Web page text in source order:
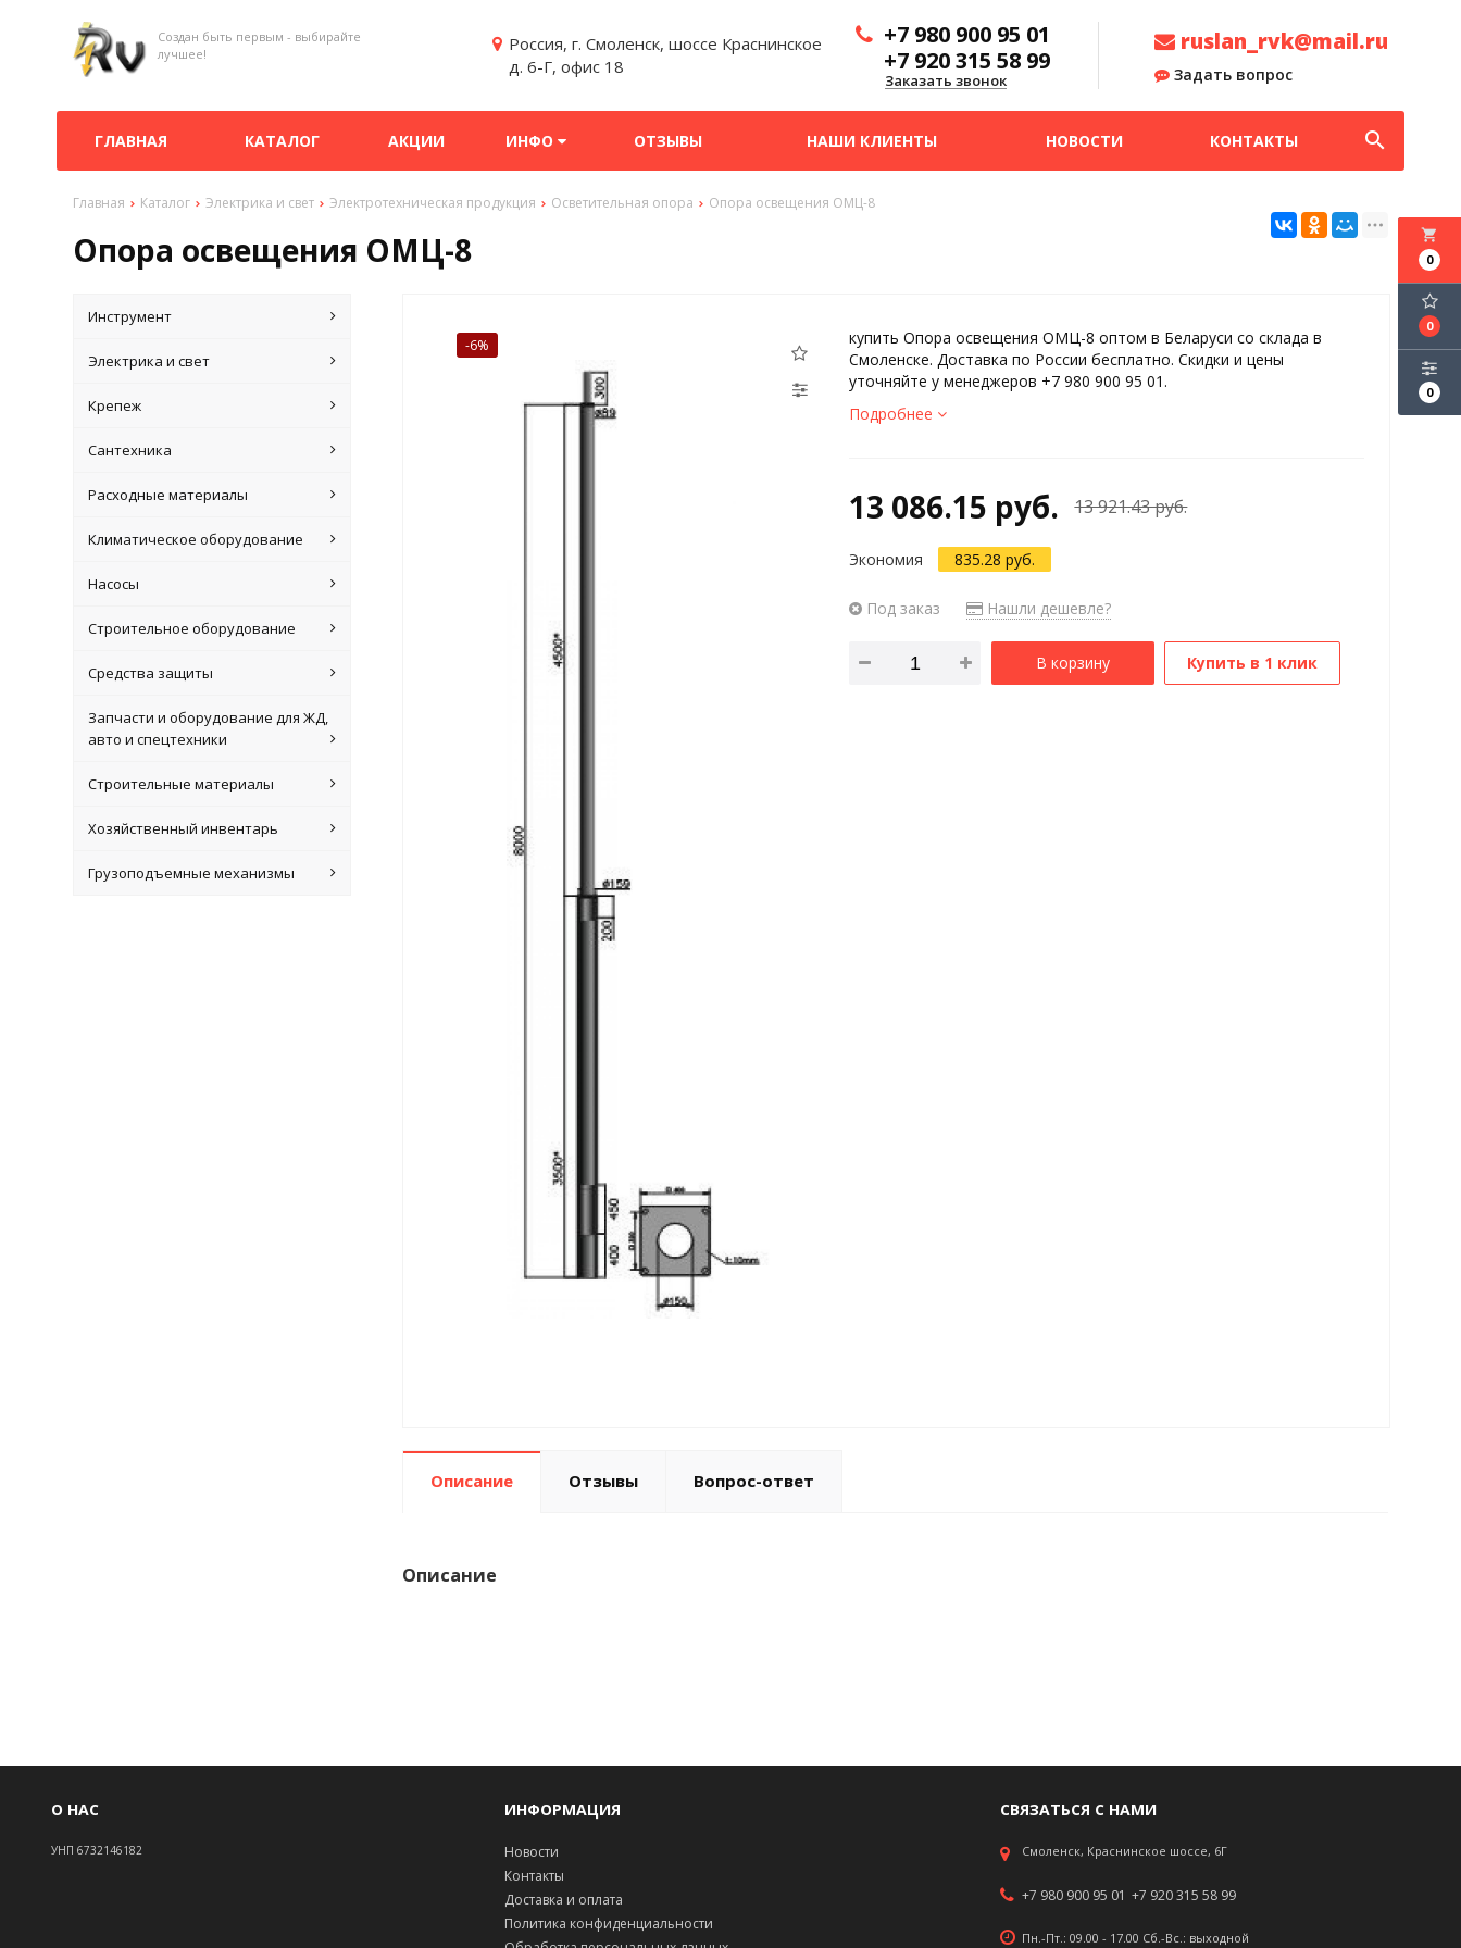
Создан быть первым - выбирайте
лучшее!
Россия, г. Смоленск, шоссе Краснинское
д. 6-Г, офис 18
+7 980 900 95 01
+7 920 315 58 99
Заказать звонок
ruslan_rvk@mail.ru
Задать вопрос
ГЛАВНАЯ КАТАЛОГ АКЦИИ ИНФО ОТЗЫВЫ НАШИ КЛИЕНТЫ НОВОСТИ КОНТАКТЫ search
Главная Каталог Электрика и свет Электротехническая продукция Осветительная опора Опора освещения ОМЦ-8
Опора освещения ОМЦ-8 local_grocery_store
0
0
0
Инструмент
Электрика и свет
Крепеж
Сантехника
Расходные материалы
Климатическое оборудование
Насосы
Строительное оборудование
Средства защиты
Запчасти и оборудование для ЖД,
авто и спецтехники
Строительные материалы
Хозяйственный инвентарь
Грузоподъемные механизмы
-6%
купить Опора освещения ОМЦ-8 оптом в Беларуси со склада в
Смоленске. Доставка по России бесплатно. Скидки и цены
уточняйте у менеджеров +7 980 900 95 01.
Подробнее
13 086.15 руб. 13 921.43 руб.
Экономия 835.28 руб.
Под заказ Нашли дешевле?
В корзину Купить в 1 клик
Описание Отзывы Вопрос-ответ
Описание
О НАС
УНП 6732146182
ИНФОРМАЦИЯ
Новости
Контакты
Доставка и оплата
Политика конфиденциальности
СВЯЗАТЬСЯ С НАМИ
Смоленск, Краснинское шоссе, 6Г
+7 980 900 95 01 +7 920 315 58 99
Пн.-Пт.: 09.00 - 17.00 Сб.-Вс.: выходной